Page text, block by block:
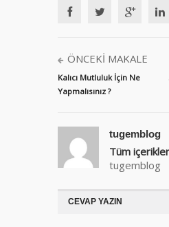
ÖNCEKI MAKALE
Kalıcı Mutluluk İçin Ne
Yapmalısınız ?
tugemblog
Tüm
tugemblog
CEVAP YAZIN